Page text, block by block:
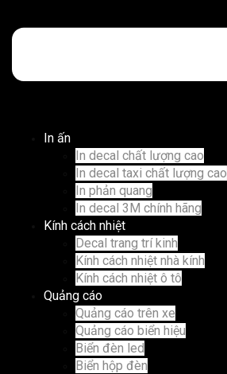
In ấn
In decal chất lượng cao
In decal taxi chất lượng cao
In phản quang
In decal 3M chính hãng
Kính cách nhiệt
Decal trang trí kinh
Kính cách nhiệt nhà kính
Kính cách nhiệt ô tô
Quảng cáo
Quảng cáo trên xe
Quảng cáo biển hiệu
Biển đèn led
Biển hộp đèn